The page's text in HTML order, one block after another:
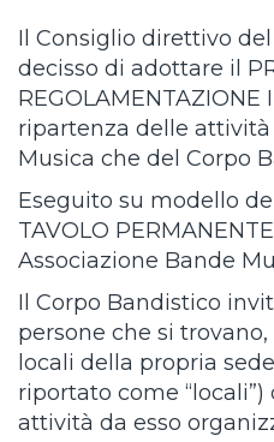
Il Consiglio direttivo
decisso di adottare il
ripartenza delle attività
Musica che del Corpo
Eseguito su modello
TAVOLO
Associazione Bande
Il Corpo Bandistico
persone che si
locali della propria
riportato come
attività da esso